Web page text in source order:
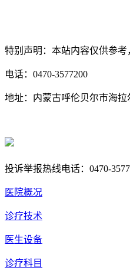
特别声明：本站内容仅供参考
电话：0470-3577200
地址：内蒙古呼伦贝尔市海
投诉举报热线电话：0470-
医院概况
诊疗技术
医生设备
诊疗科目